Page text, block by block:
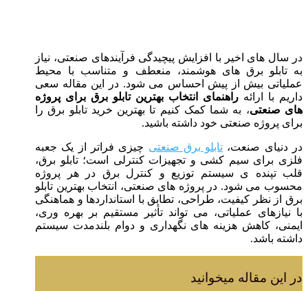
در سال‌ های اخیر با افزایش پیچیدگی فرآیندهای صنعتی، نیاز
به تابلو برق‌ های هوشمند، منعطف و متناسب با محیط
عملیاتی بیش از پیش احساس می‌ شود. در این مقاله سعی
داریم با ارائه راهنمای انتخاب بهترین تابلو برق برای پروژه‌
های صنعتی، به شما کمک کنیم تا بهترین خرید تابلو برق را
برای پروژه صنعتی خود داشته باشید.
در دنیای صنعت، تابلو برق صنعتی چیزی فراتر از یک جعبه
فلزی برای سیم‌ کشی و تجهیزات کنترلی است؛ تابلو برق،
قلب تپنده‌ ی سیستم توزیع و کنترل برق در هر پروژه
محسوب می‌ شود. در پروژه‌ های صنعتی، انتخاب بهترین تابلو
برق از نظر کیفیت، طراحی، تطابق با استانداردها و هماهنگی
با نیازهای عملیاتی، می‌ تواند تأثیر مستقیم بر بهره‌ وری،
ایمنی، کاهش هزینه‌ های نگهداری و دوام بلندمدت سیستم
داشته باشد.
در این مقاله میخوانید